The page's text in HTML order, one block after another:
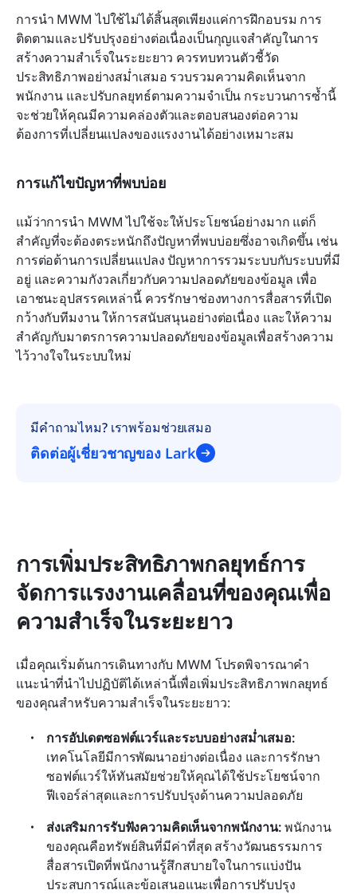
การนำ MWM ไปใช้ไม่ได้สิ้นสุดเพียงแค่การฝึกอบรม การ
ติดตามและปรับปรุงอย่างต่อเนื่องเป็นกุญแจสำคัญในการ
สร้างความสำเร็จในระยะยาว ควรทบทวนตัวชี้วัด
ประสิทธิภาพอย่างสม่ำเสมอ รวบรวมความคิดเห็นจาก
พนักงาน และปรับกลยุทธ์ตามความจำเป็น กระบวนการซ้ำนี้
จะช่วยให้คุณมีความคล่องตัวและตอบสนองต่อความ
ต้องการที่เปลี่ยนแปลงของแรงงานได้อย่างเหมาะสม
การแก้ไขปัญหาที่พบบ่อย
แม้ว่าการนำ MWM ไปใช้จะให้ประโยชน์อย่างมาก แต่ก็
สำคัญที่จะต้องตระหนักถึงปัญหาที่พบบ่อยซึ่งอาจเกิดขึ้น เช่น
การต่อต้านการเปลี่ยนแปลง ปัญหาการรวมระบบกับระบบที่มี
อยู่ และความกังวลเกี่ยวกับความปลอดภัยของข้อมูล เพื่อ
เอาชนะอุปสรรคเหล่านี้ ควรรักษาช่องทางการสื่อสารที่เปิด
กว้างกับทีมงาน ให้การสนับสนุนอย่างต่อเนื่อง และให้ความ
สำคัญกับมาตรการความปลอดภัยของข้อมูลเพื่อสร้างความ
ไว้วางใจในระบบใหม่
มีคำถามไหม? เราพร้อมช่วยเสมอ
ติดต่อผู้เชี่ยวชาญของ Lark
การเพิ่มประสิทธิภาพกลยุทธ์การ
จัดการแรงงานเคลื่อนที่ของคุณเพื่อ
ความสำเร็จในระยะยาว
เมื่อคุณเริ่มต้นการเดินทางกับ MWM โปรดพิจารณาคำ
แนะนำที่นำไปปฏิบัติได้เหล่านี้เพื่อเพิ่มประสิทธิภาพกลยุทธ์
ของคุณสำหรับความสำเร็จในระยะยาว:
การอัปเดตซอฟต์แวร์และระบบอย่างสม่ำเสมอ:
เทคโนโลยีมีการพัฒนาอย่างต่อเนื่อง และการรักษา
ซอฟต์แวร์ให้ทันสมัยช่วยให้คุณได้ใช้ประโยชน์จาก
ฟีเจอร์ล่าสุดและการปรับปรุงด้านความปลอดภัย
ส่งเสริมการรับฟังความคิดเห็นจากพนักงาน: พนักงาน
ของคุณคือทรัพย์สินที่มีค่าที่สุด สร้างวัฒนธรรมการ
สื่อสารเปิดที่พนักงานรู้สึกสบายใจในการแบ่งปัน
ประสบการณ์และข้อเสนอแนะเพื่อการปรับปรุง